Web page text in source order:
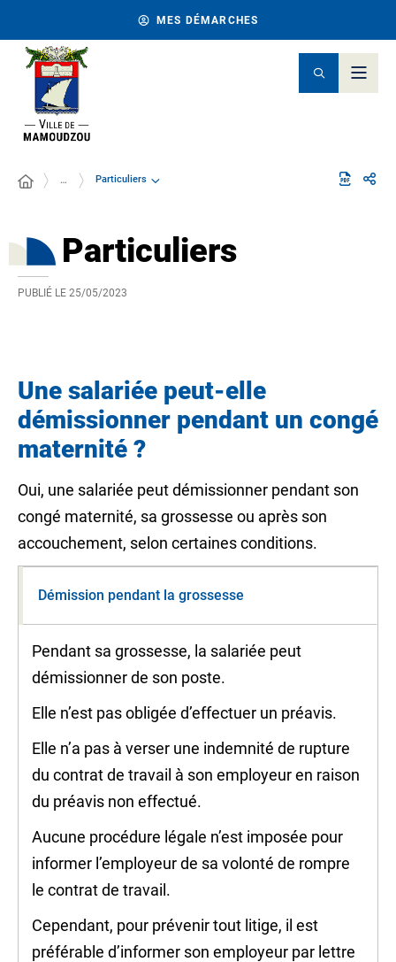
MES DÉMARCHES
… Particuliers
Particuliers
PUBLIÉ LE 25/05/2023
Une salariée peut-elle
démissionner pendant un congé
maternité ?
Oui, une salariée peut démissionner pendant son
congé maternité, sa grossesse ou après son
accouchement, selon certaines conditions.
Démission pendant la grossesse
Pendant sa grossesse, la salariée peut
démissionner de son poste.
Elle n’est pas obligée d’effectuer un préavis.
Elle n’a pas à verser une indemnité de rupture
du contrat de travail à son employeur en raison
du préavis non effectué.
Aucune procédure légale n’est imposée pour
informer l’employeur de sa volonté de rompre
le contrat de travail.
Cependant, pour prévenir tout litige, il est
préférable d’informer son employeur par lettre